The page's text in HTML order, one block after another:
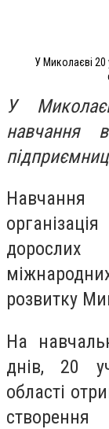
У Миколаєві 20
У
навчання
дорослих
розвитку
На
днів, 20
області